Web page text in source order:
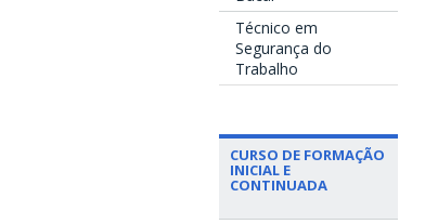
Técnico em
Segurança do
Trabalho
CURSO DE FORMAÇÃO
INICIAL E
CONTINUADA